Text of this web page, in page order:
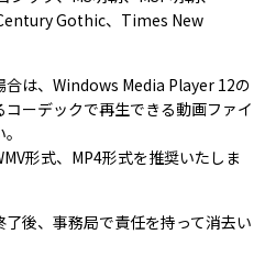
Gothic、Times New
合は、Windows Media Player 12の
ーデックで再生できる動画ファイ
形式、MP4形式を推奨いたしま
後、事務局で責任を持って消去い